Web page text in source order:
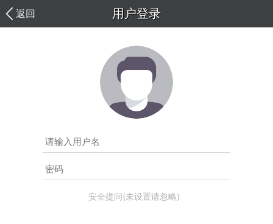
返回 用户登录
安全提问(未设置请忽略)